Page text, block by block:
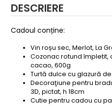
DESCRIERE
Cadoul conține:
Vin roșu sec, Merlot, La
Cozonac rotund împletit,
cacao, 600g
Turtă dulce cu glazură de
Decoraţiune pentru
3D, pictat, h 18cm
Cutie pentru cadou cu